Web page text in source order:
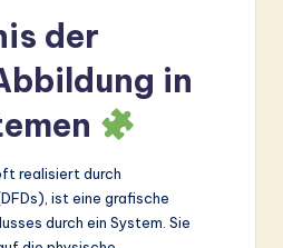
der
in
realisiert durch
ist eine grafische
durch ein System. Sie